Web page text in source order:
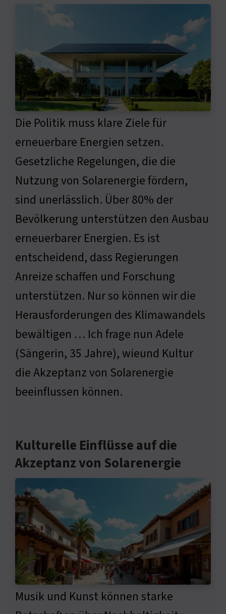
Die Politik muss klare Ziele für
erneuerbare Energien setzen.
Gesetzliche Regelungen, die die
Nutzung von Solarenergie fördern,
sind unerlässlich. Über 80% der
Bevölkerung unterstützen den Ausbau
erneuerbarer Energien. Es ist
entscheidend, dass Regierungen
Anreize schaffen und Forschung
unterstützen. Nur so können wir die
Herausforderungen des Klimawandels
bewältigen … Ich frage nun Adele
(Sängerin, 35 Jahre), wieund Kultur
die Akzeptanz von Solarenergie
beeinflussen können.
Kulturelle Einflüsse auf die
Akzeptanz von Solarenergie
Musik und Kunst können starke